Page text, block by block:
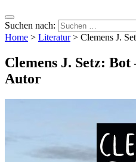
Suchen nach:
Home > Literatur> Clemens J.
Clemens J. Setz: Bot
Autor